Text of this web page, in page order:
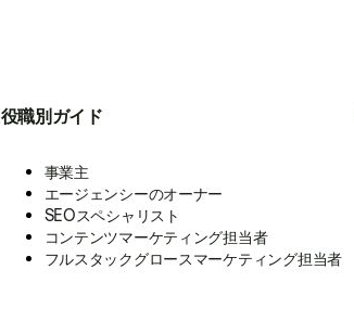
役職別ガイド
事業主
エージェンシーのオーナー
SEOスペシャリスト
コンテンツマーケティング担当者
フルスタックグロースマーケティング担当者